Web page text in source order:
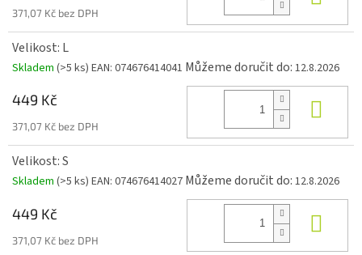
371,07 Kč bez DPH
Velikost: L
Skladem (>5 ks) EAN: 074676414041 Můžeme doručit do: 12.8.2026
449 Kč
371,07 Kč bez DPH
Velikost: S
Skladem (>5 ks) EAN: 074676414027 Můžeme doručit do: 12.8.2026
449 Kč
371,07 Kč bez DPH